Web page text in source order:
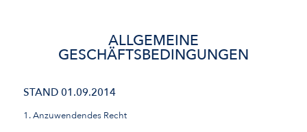
ALLGEMEINE
GESCHÄFTSBEDINGUNGEN
STAND 01.09.2014
1. Anzuwendendes Recht